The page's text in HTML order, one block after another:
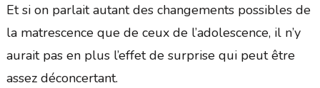
Et si on parlait autant des changements possibles de
la matrescence que de ceux de l’adolescence, il n’y
aurait pas en plus l’effet de surprise qui peut être
assez déconcertant.